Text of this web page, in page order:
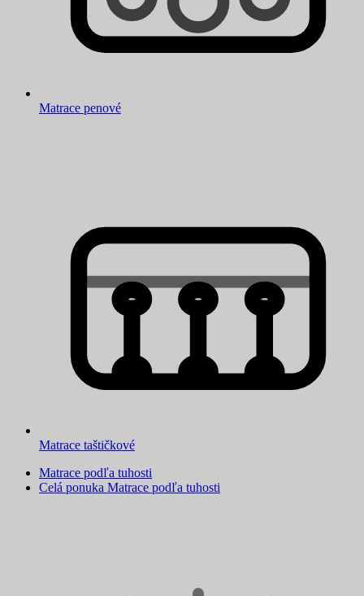
Matrace penové
Matrace taštičkové
Matrace podľa tuhosti
Celá ponuka Matrace podľa tuhosti